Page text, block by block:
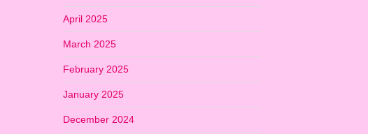
April 2025
March 2025
February 2025
January 2025
December 2024